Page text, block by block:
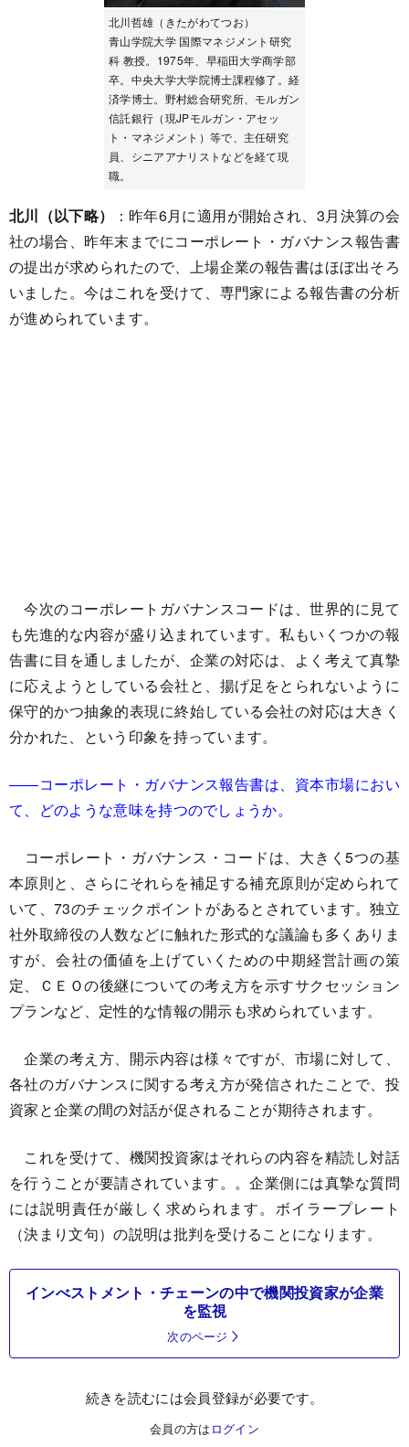
北川哲雄（きたがわてつお）
青山学院大学 国際マネジメント研究
科 教授。1975年、早稲田大学商学部
卒。中央大学大学院博士課程修了。経
済学博士。野村総合研究所、モルガン
信託銀行（現JPモルガン・アセッ
ト・マネジメント）等で、主任研究
員、シニアアナリストなどを経て現
職。
北川（以下略）
：昨年6月に適用が開始され、3月決算の会
社の場合、昨年末までにコーポレート・ガバナンス報告書
の提出が求められたので、上場企業の報告書はほぼ出そろ
いました。今はこれを受けて、専門家による報告書の分析
が進められています。
今次のコーポレートガバナンスコードは、世界的に見て
も先進的な内容が盛り込まれています。私もいくつかの報
告書に目を通しましたが、企業の対応は、よく考えて真摯
に応えようとしている会社と、揚げ足をとられないように
保守的かつ抽象的表現に終始している会社の対応は大きく
分かれた、という印象を持っています。
――コーポレート・ガバナンス報告書は、資本市場におい
て、どのような意味を持つのでしょうか。
コーポレート・ガバナンス・コードは、大きく5つの基
本原則と、さらにそれらを補足する補充原則が定められて
いて、73のチェックポイントがあるとされています。独立
社外取締役の人数などに触れた形式的な議論も多くありま
すが、会社の価値を上げていくための中期経営計画の策
定、ＣＥＯの後継についての考え方を示すサクセッション
プランなど、定性的な情報の開示も求められています。
企業の考え方、開示内容は様々ですが、市場に対して、
各社のガバナンスに関する考え方が発信されたことで、投
資家と企業の間の対話が促されることが期待されます。
これを受けて、機関投資家はそれらの内容を精読し対話
を行うことが要請されています。。企業側には真摯な質問
には説明責任が厳しく求められます。ボイラープレート
（決まり文句）の説明は批判を受けることになります。
インべストメント・チェーンの中で機関投資家が企業
を監視
次のページ
続きを読むには会員登録が必要です。
会員の方は ログイン